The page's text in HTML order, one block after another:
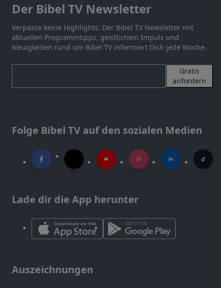
Der Bibel TV Newsletter
Verpasse keine Highlights. Der Bibel TV Newsletter mit
aktuellen Programmtipps, geistlichem Impuls und
Neuigkeiten rund um Bibel TV informiert Dich jede Woche.
Gratis
anfordern
Folge Bibel TV auf den sozialen Medien
Lade dir die App herunter
Auszeichnungen